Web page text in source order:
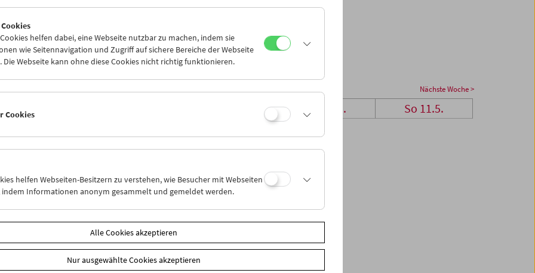
04
Nächste Woche >
Mi 7.5. Sa 10.5. So 11.5.
helfen dabei, eine Webseite nutzbar zu machen, indem sie
wie Seitennavigation und Zugriff auf sichere Bereiche der Webseite
Die Webseite kann ohne diese Cookies nicht richtig funktionieren.
Cookies
helfen Webseiten-Besitzern zu verstehen, wie Besucher mit Webseiten
indem Informationen anonym gesammelt und gemeldet werden.
Alle Cookies akzeptieren
Nur ausgewählte Cookies akzeptieren